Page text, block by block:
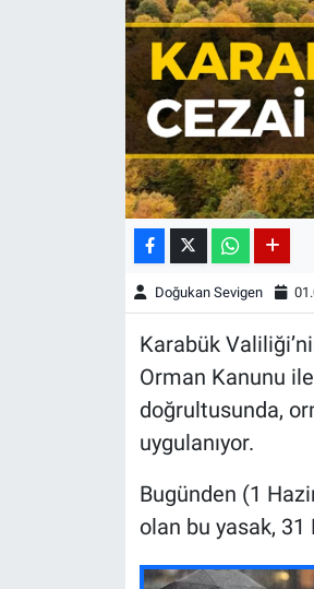
Doğukan Sevigen
Karabük
Orman Kanunu
doğrultusunda,
uygulanıyor.
Bugünden (1
olan bu yasak,